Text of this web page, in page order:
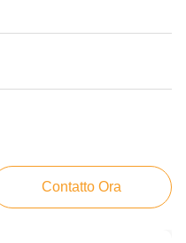
Contatto Ora